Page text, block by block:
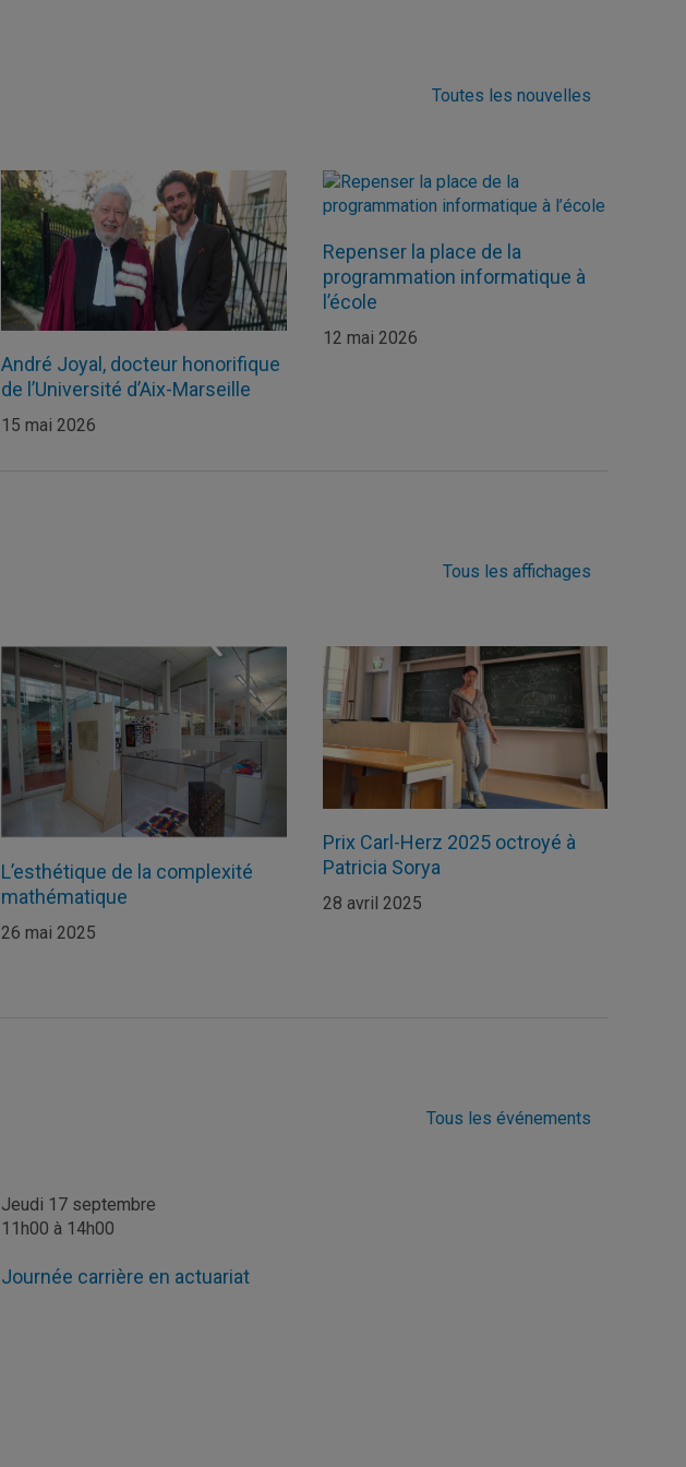
Toutes les nouvelles
André Joyal, docteur honorifique
de l’Université d’Aix-Marseille
15 mai 2026
Repenser la place de la
programmation informatique à
l’école
12 mai 2026
Tous les affichages
L’esthétique de la complexité
mathématique
26 mai 2025
Prix Carl-Herz 2025 octroyé à
Patricia Sorya
28 avril 2025
Tous les événements
Jeudi 17 septembre
11h00 à 14h00
Journée carrière en actuariat